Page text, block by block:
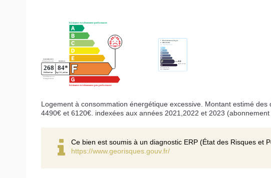
Logement à consommation énergétique excessive. Montant estimé
4490€ et 6120€. indexées aux années 2021,2022 et 2023 (abonnement
Ce bien est soumis à un diagnostic ERP (État des Risques et
https://www.georisques.gouv.fr/